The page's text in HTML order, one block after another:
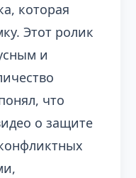
которая
Этот ролик
и
что
о защите